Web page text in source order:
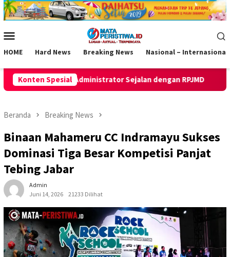
Loncat
ke
Mobile
HOME Hard News Breaking News Nasional – Internasional
Konten Spesial
Sejalan dengan RPJMD Inovasi Pelaminan
Beranda Breaking News
Binaan Mahameru CC Indramayu Sukses
Dominasi Tiga Besar Kompetisi Panjat
Tebing Jabar
Admin
Juni 14, 2026
21233 Dilihat